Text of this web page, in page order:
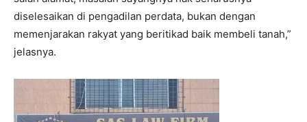
diselesaikan di pengadilan perdata, bukan dengan
memenjarakan rakyat yang beritikad baik membeli tanah,”
jelasnya.